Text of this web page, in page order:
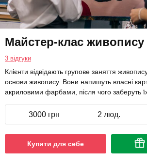
Майстер-клас
3 відгуки
Клієнти відвідають групове заняття
основи живопису. Вони напишуть власні
акриловими фарбами, після чого заберуть
3000 грн 2 люд.
Купити для себе